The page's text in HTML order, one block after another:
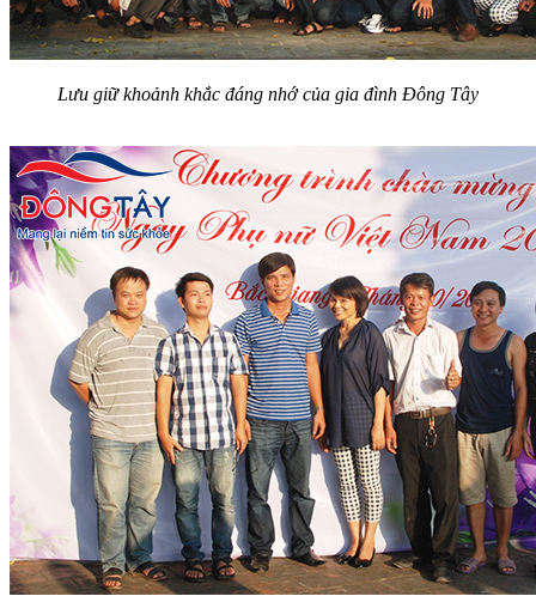
Lưu giữ khoảnh khắc đáng nhớ của gia đình Đông Tây